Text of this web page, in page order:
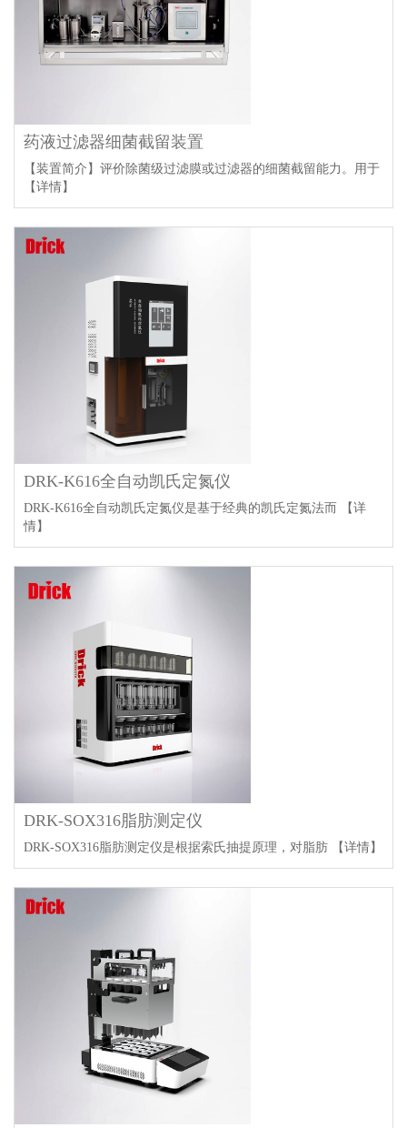
药液过滤器细菌截留装置
【装置简介】评价除菌级过滤膜或过滤器的细菌截留能力。用于
【详情】
DRK-K616全自动凯氏定氮仪
DRK-K616全自动凯氏定氮仪是基于经典的凯氏定氮法而
【详
情】
DRK-SOX316脂肪测定仪
DRK-SOX316脂肪测定仪是根据索氏抽提原理，对脂肪 【详情】